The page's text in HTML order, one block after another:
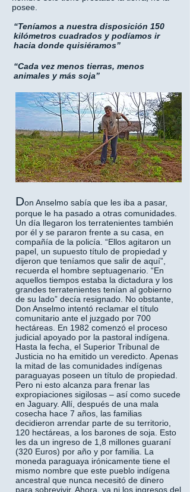
posee.
“Teníamos a nuestra disposición 150
kilómetros cuadrados y podíamos ir
hacia donde quisiéramos”
“Cada vez menos tierras, menos
animales y más soja”
Don Anselmo sabía que les iba a pasar,
porque le ha pasado a otras comunidades.
Un día llegaron los terratenientes también
por él y se pararon frente a su casa, en
compañía de la policía. “Ellos agitaron un
papel, un supuesto título de propiedad y
dijeron que teníamos que salir de aquí”,
recuerda el hombre septuagenario. “En
aquellos tiempos estaba la dictadura y los
grandes terratenientes tenían al gobierno
de su lado” decía resignado. No obstante,
Don Anselmo intentó reclamar el título
comunitario ante el juzgado por 700
hectáreas. En 1982 comenzó el proceso
judicial apoyado por la pastoral indígena.
Hasta la fecha, el Superior Tribunal de
Justicia no ha emitido un veredicto. Apenas
la mitad de las comunidades indígenas
paraguayas poseen un título de propiedad.
Pero ni esto alcanza para frenar las
expropiaciones sigilosas – así como sucede
en Jaguary. Allí, después de una mala
cosecha hace 7 años, las familias
decidieron arrendar parte de su territorio,
120 hectáreas, a los barones de soja. Esto
les da un ingreso de 1,8 millones guaraní
(320 Euros) por año y por familia. La
moneda paraguaya irónicamente tiene el
mismo nombre que este pueblo indígena
ancestral que nunca necesitó de dinero
para sobrevivir. Ahora, ya ni los ingresos del